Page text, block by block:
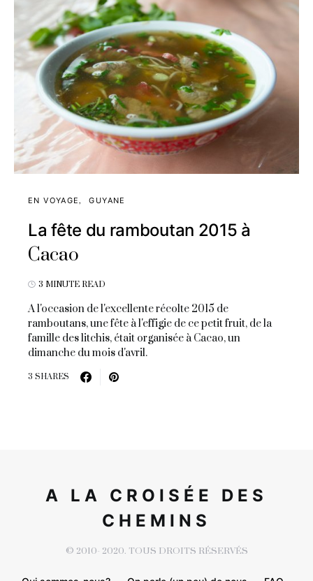
EN VOYAGE GUYANE
La fête du ramboutan 2015 à
Cacao
3 MINUTE READ
A l'occasion de l'excellente récolte 2015 de
ramboutans, une fête à l'effigie de ce petit fruit, de la
famille des litchis, était organisée à Cacao, un
dimanche du mois d'avril.
3 SHARES
A LA CROISÉE DES
CHEMINS
© 2010- 2020. TOUS DROITS RÉSERVÉS